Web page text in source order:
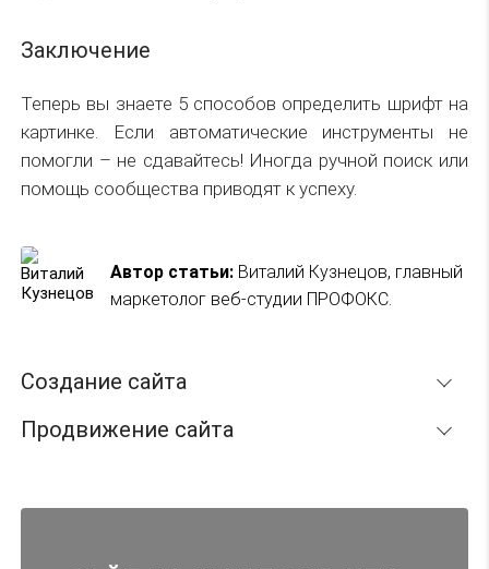
Заключение
Теперь вы знаете 5 способов определить шрифт на
картинке. Если автоматические инструменты не
помогли – не сдавайтесь! Иногда ручной поиск или
помощь сообщества приводят к успеху.
Автор статьи: Виталий Кузнецов, главный
маркетолог веб-студии ПРОФОКС.
Создание сайта
Разработка сайтов
Продвижение сайта